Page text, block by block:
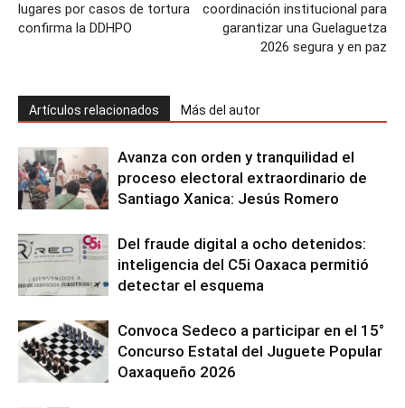
lugares por casos de tortura
confirma la DDHPO
coordinación institucional para
garantizar una Guelaguetza
2026 segura y en paz
Artículos relacionados Más del autor
Avanza con orden y tranquilidad el
proceso electoral extraordinario de
Santiago Xanica: Jesús Romero
Del fraude digital a ocho detenidos:
inteligencia del C5i Oaxaca permitió
detectar el esquema
Convoca Sedeco a participar en el 15°
Concurso Estatal del Juguete Popular
Oaxaqueño 2026